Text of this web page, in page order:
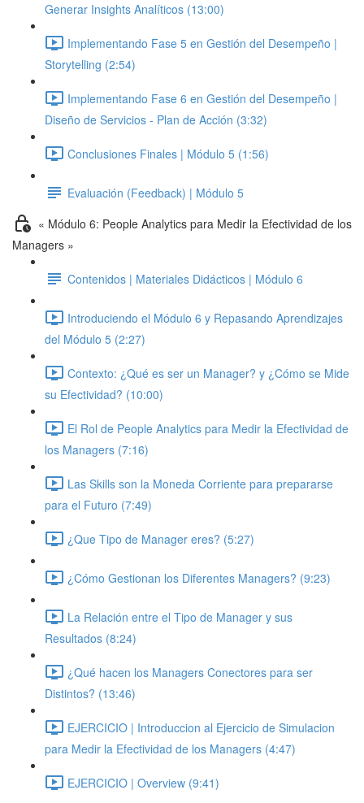
Generar Insights Analíticos (13:00)
Implementando Fase 5 en Gestión del Desempeño |
Storytelling (2:54)
Implementando Fase 6 en Gestión del Desempeño |
Diseño de Servicios - Plan de Acción (3:32)
Conclusiones Finales | Módulo 5 (1:56)
Evaluación (Feedback) | Módulo 5
« Módulo 6: People Analytics para Medir la Efectividad de los
Managers »
Contenidos | Materiales Didácticos | Módulo 6
Introduciendo el Módulo 6 y Repasando Aprendizajes
del Módulo 5 (2:27)
Contexto: ¿Qué es ser un Manager? y ¿Cómo se Mide
su Efectividad? (10:00)
El Rol de People Analytics para Medir la Efectividad de
los Managers (7:16)
Las Skills son la Moneda Corriente para prepararse
para el Futuro (7:49)
¿Que Tipo de Manager eres? (5:27)
¿Cómo Gestionan los Diferentes Managers? (9:23)
La Relación entre el Tipo de Manager y sus
Resultados (8:24)
¿Qué hacen los Managers Conectores para ser
Distintos? (13:46)
EJERCICIO | Introduccion al Ejercicio de Simulacion
para Medir la Efectividad de los Managers (4:47)
EJERCICIO | Overview (9:41)